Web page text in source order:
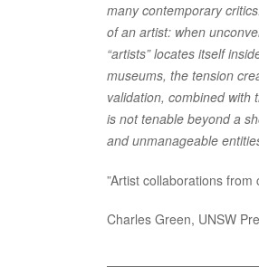
many contemporary
of an artist: when
“artists” locates itself
museums, the tension
validation, combined with
is not tenable beyond a
and unmanageable
”Artist collaborations
Charles Green, UNSW